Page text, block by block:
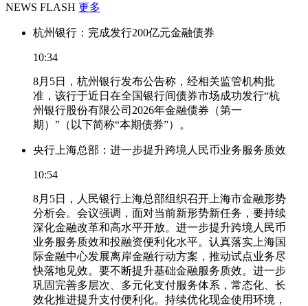
NEWS FLASH 更多
杭州银行：完成发行200亿元金融债券
10:34
8月5日，杭州银行发布公告称，经相关监管机构批
准，该行于近日在全国银行间债券市场成功发行“杭
州银行股份有限公司2026年金融债券（第一
期）”（以下简称“本期债券”）。
央行上海总部：进一步提升跨境人民币业务服务质效
10:54
8月5日，人民银行上海总部组织召开上海市金融形势
分析会。会议强调，面对当前新形势新任务，要持续
深化金融改革和高水平开放。进一步提升跨境人民币
业务服务质效和投融资便利化水平。认真落实上海国
际金融中心发展离岸金融行动方案，推动试点业务尽
快落地见效。要不断提升基础金融服务质效。进一步
巩固完善多层次、多元化支付服务体系，常态化、长
效化推进提升支付便利化。持续优化现金使用环境，